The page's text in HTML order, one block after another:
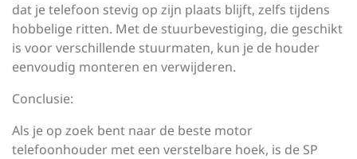
dat je telefoon stevig op zijn plaats blijft, zelfs tijdens
hobbelige ritten. Met de stuurbevestiging, die geschikt
is voor verschillende stuurmaten, kun je de houder
eenvoudig monteren en verwijderen.
Conclusie:
Als je op zoek bent naar de beste motor
telefoonhouder met een verstelbare hoek, is de SP